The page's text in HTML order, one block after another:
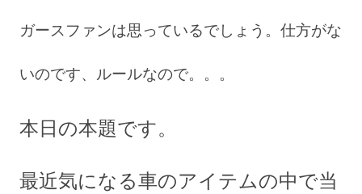
ガースファンは思っているでしょう。仕方がな
いのです、ルールなので。。。
本日の本題です。
最近気になる車のアイテムの中で当